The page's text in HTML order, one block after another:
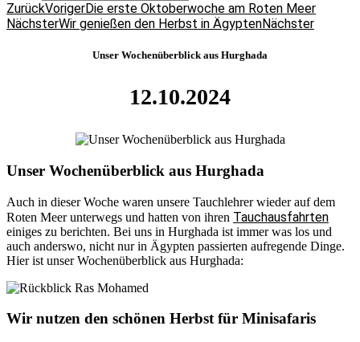
ZurückVorigerDie erste Oktoberwoche am Roten Meer
NächsterWir genießen den Herbst in ÄgyptenNächster
Unser Wochenüberblick aus Hurghada
12.10.2024
Unser Wochenüberblick aus Hurghada
Auch in dieser Woche waren unsere Tauchlehrer wieder auf dem
Roten Meer unterwegs und hatten von ihren Tauchausfahrten
einiges zu berichten. Bei uns in Hurghada ist immer was los und
auch anderswo, nicht nur in Ägypten passierten aufregende Dinge.
Hier ist unser Wochenüberblick aus Hurghada:
Wir nutzen den schönen Herbst für Minisafaris